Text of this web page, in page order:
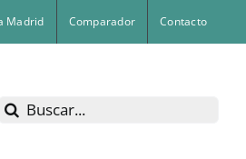
Madrid Comparador Contacto
Buscar: